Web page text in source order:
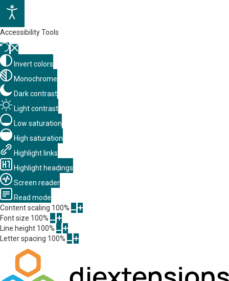
Accessibility Tools
Invert colors
Monochrome
Dark contrast
Light contrast
Low saturation
High saturation
Highlight links
Highlight headings
Screen reader
Read mode
Content scaling 100%
Font size 100%
Line height 100%
Letter spacing 100%